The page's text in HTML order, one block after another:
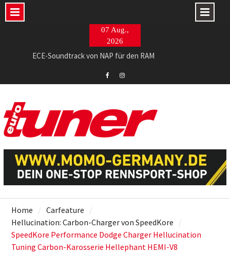
07 Aug.,
2026
ECE-Soundtrack von NAP für den RAM
Barracuda Razzer am Ingolstädter Topmodell
Home
Carfeature
Hellucination: Carbon-Charger von SpeedKore
SpeedKore Performance Dodge Charger Hellucination
Tuning Carbon-Karosserie Hellephant HEMI-V8